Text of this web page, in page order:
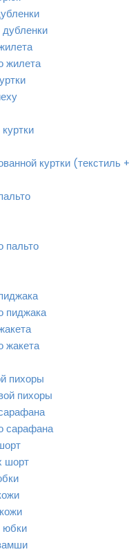
жилета
куртки (текстиль +
пальто
пиджака
жакета
пихоры
пихоры
сарафана
шорт
юбки